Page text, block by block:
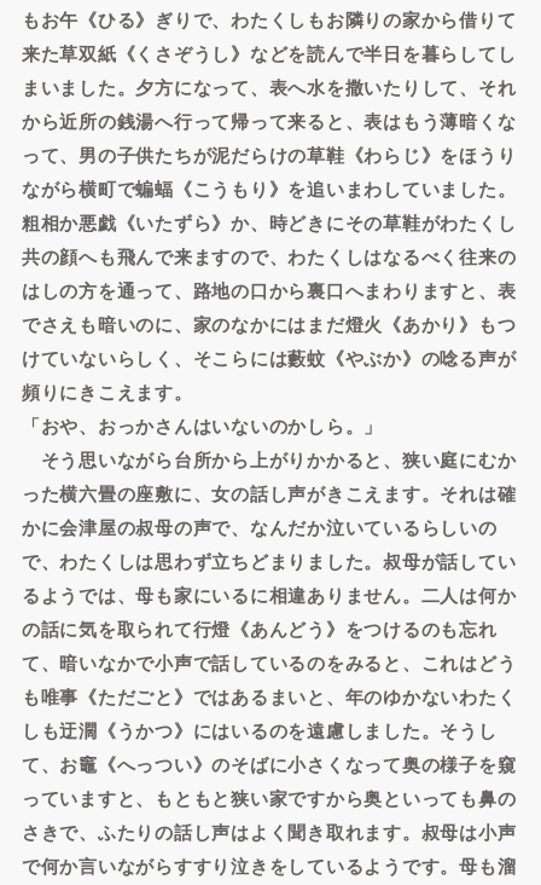
もお午《ひる》ぎりで、わたくしもお隣りの家から借りて
来た草双紙《くさぞうし》などを読んで半日を暮らしてし
まいました。夕方になって、表へ水を撒いたりして、それ
から近所の銭湯へ行って帰って来ると、表はもう薄暗くな
って、男の子供たちが泥だらけの草鞋《わらじ》をほうり
ながら横町で蝙蝠《こうもり》を追いまわしていました。
粗相か悪戯《いたずら》か、時どきにその草鞋がわたくし
共の顔へも飛んで来ますので、わたくしはなるべく往来の
はしの方を通って、路地の口から裏口へまわりますと、表
でさえも暗いのに、家のなかにはまだ燈火《あかり》もつ
けていないらしく、そこらには藪蚊《やぶか》の唸る声が
頻りにきこえます。
「おや、おっかさんはいないのかしら。」
そう思いながら台所から上がりかかると、狭い庭にむか
った横六畳の座敷に、女の話し声がきこえます。それは確
かに会津屋の叔母の声で、なんだか泣いているらしいの
で、わたくしは思わず立ちどまりました。叔母が話してい
るようでは、母も家にいるに相違ありません。二人は何か
の話に気を取られて行燈《あんどう》をつけるのも忘れ
て、暗いなかで小声で話しているのをみると、これはどう
も唯事《ただごと》ではあるまいと、年のゆかないわたく
しも迂濶《うかつ》にはいるのを遠慮しました。そうし
て、お竈《へっつい》のそばに小さくなって奥の様子を窺
っていますと、もともと狭い家ですから奥といっても鼻の
さきで、ふたりの話し声はよく聞き取れます。叔母は小声
で何か言いながらすすり泣きをしているようです。母も溜